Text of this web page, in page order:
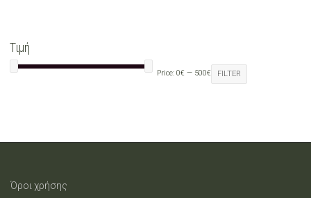
Τιμή
FILTER
Price:0€ — 500€
Όροι χρήσης